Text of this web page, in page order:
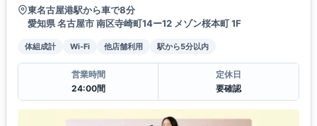
東名古屋港駅から車で8分
愛知県 名古屋市 南区寺崎町14ー12 メゾン桜本町 1F
体組成計 Wi-Fi 他店舗利用 駅から5分以内
営業時間
24:00間
定休日
要確認